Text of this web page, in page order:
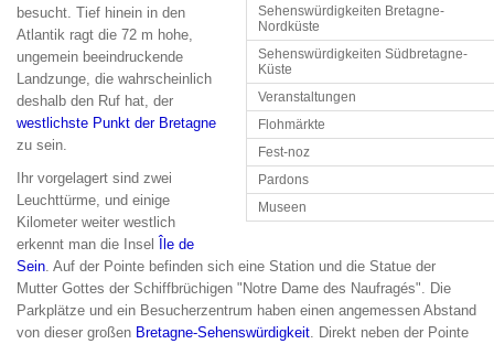
Sehenswürdigkeiten Bretagne-
Nordküste
Sehenswürdigkeiten Südbretagne-
Küste
Veranstaltungen
Flohmärkte
Fest-noz
Pardons
Museen
besucht. Tief hinein in den
Atlantik ragt die 72 m hohe,
ungemein beeindruckende
Landzunge, die wahrscheinlich
deshalb den Ruf hat, der
westlichste Punkt der Bretagne
zu sein.
Ihr vorgelagert sind zwei
Leuchttürme, und einige
Kilometer weiter westlich
erkennt man die Insel
Île de
Sein . Auf der Pointe befinden sich eine Station und die Statue der
Mutter Gottes der Schiffbrüchigen "Notre Dame des Naufragés". Die
Parkplätze und ein Besucherzentrum haben einen angemessen Abstand
von dieser großen Bretagne-Sehenswürdigkeit . Direkt neben der Pointe